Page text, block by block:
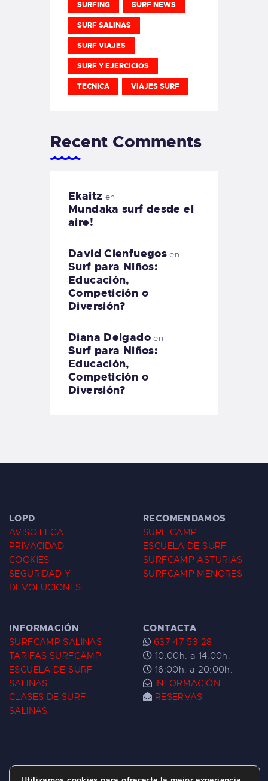
SURFING SURF NEWS
SURF SALINAS
SURF VIAJES
SURF Y EJERCICIOS
TECNICA VIAJES SURF
Recent Comments
Ekaitz en
Mundaka surf desde el
aire!
David Cienfuegos en
Surf para Niños:
Educación,
Competición o
Diversión?
Diana Delgadoen
Surf para Niños:
Educación,
Competición o
Diversión?
LOPD
AVISO LEGAL
PRIVACIDAD
COOKIES
SEGURIDAD Y
DEVOLUCIONES
RECOMENDAMOS
SURF CAMP
ESCUELA DE SURF
SURFCAMP ASTURIAS
SURFCAMP MENORES
INFORMACIÓN
SURFCAMP SALINAS
TARIFAS SURFCAMP
ESCUELA DE SURF
SALINAS
CLASES DE SURF
SALINAS
CONTACTA
637 47 53 28
10:00h. a 14:00h.
16:00h. a 20:00h.
INFORMACIÓN
RESERVAS